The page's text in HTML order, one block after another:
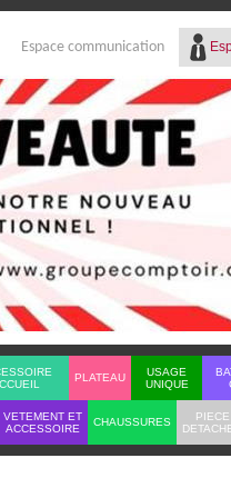
Espace communication
Réf.
Identifiant
Mot de passe
PLATEAU
USAGE
UNIQUE
VETEMENT ET
ACCESSOIRE
CHAUSSURES
PIECE